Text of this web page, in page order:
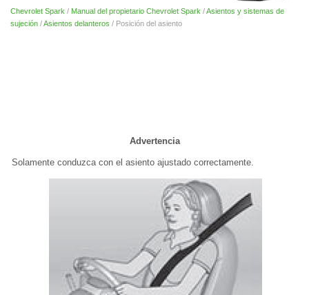
Chevrolet Spark / Manual del propietario Chevrolet Spark /Asientos y sistemas de
sujeción /Asientos delanteros / Posición del asiento
Advertencia
Solamente conduzca con el asiento ajustado correctamente.